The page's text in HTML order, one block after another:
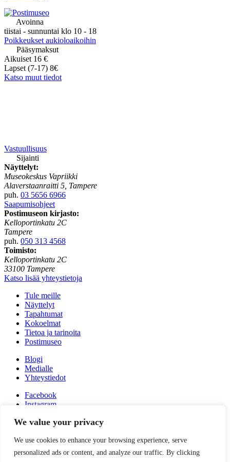
We value your privacy
We use cookies to enhance your browsing experience, serve
personalized ads or content, and analyze our traffic. By clicking
Avoinna
tiistai - sunnuntai klo 10 - 18
Poikkeukset aukioloaikoihin
Pääsymaksut
Aikuiset 16 €
Lapset (7-17) 8€
Katso muut tiedot
Vastuullisuus
Sijainti
Näyttelyt:
Museokeskus Vapriikki
Alaverstaanraitti 5, Tampere
puh. 03 5656 6966
Saapumisohjeet
Postimuseon kirjasto:
Kelloportinkatu 2C
Tampere
puh. 050 313 4568
Toimisto:
Kelloportinkatu 2C
33100 Tampere
Katso lisää yhteystietoja
Tule meille
Näyttelyt
Tapahtumat
Kokoelmat
Tietoa ja tarinoita
Postimuseo
Blogi
Medialle
Yhteystiedot
Facebook
Instagram
Youtube
Tilaa uutiskirjeemme
Anna meille palautetta